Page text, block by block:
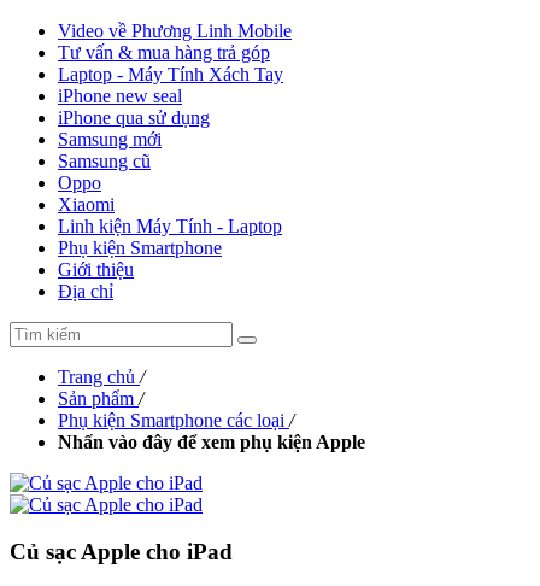
Video về Phương Linh Mobile
Tư vấn & mua hàng trả góp
Laptop - Máy Tính Xách Tay
iPhone new seal
iPhone qua sử dụng
Samsung mới
Samsung cũ
Oppo
Xiaomi
Linh kiện Máy Tính - Laptop
Phụ kiện Smartphone
Giới thiệu
Địa chỉ
Trang chủ /
Sản phẩm /
Phụ kiện Smartphone các loại /
Nhấn vào đây để xem phụ kiện Apple
Củ sạc Apple cho iPad